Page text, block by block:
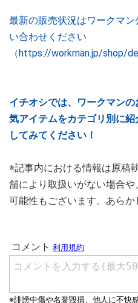
最新の販売状況はワークマ
い合わせください
（https://workman.jp/shop/
イチオシでは、ワークマン
気アイテムをカテゴリ別に
してみてください！
※記事内における情報は原稿
舗により取扱いがない場合
可能性もございます。あらか